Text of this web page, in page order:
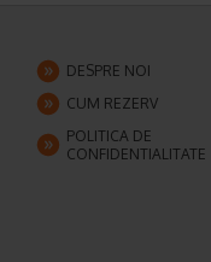
DESPRE NOI
CUM REZERV
POLITICA DE
CONFIDENTIALITATE